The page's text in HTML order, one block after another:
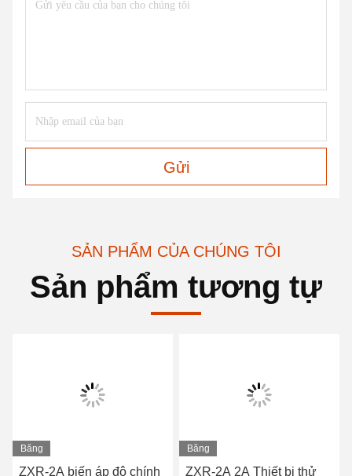
Gửi
SẢN PHẨM CỦA CHÚNG TÔI
Sản phẩm tương tự
Băng
ZXR-2A biến áp độ chính
Băng
ZXR-2A 2A Thiết bị thử